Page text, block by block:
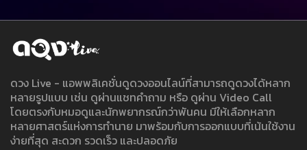
ดวง Live - แอพพลิเคชั่นดูดวงออนไลน์ที่สามารถดูดวงได้หลาก
หลายรูปแบบ เช่น ดูผ่านแชทคำถาม หรือ ดูผ่าน Video Call
โดยตรงกับหมอดูและนักพยากรณ์กว่าพันคน มีให้เลือกหลาก
หลายศาสตร์แห่งการทำนาย มาพร้อมกับการออกแบบที่เน้นใช้งาน
ง่ายที่สุด สะดวก รวดเร็ว และปลอดภัย